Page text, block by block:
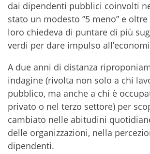
dai dipendenti pubblici coinvolti
stato un modesto ”5 meno” e
loro chiedeva di puntare di più
verdi per dare impulso
A due anni di distanza
indagine (rivolta non solo a chi
pubblico, ma anche a chi è
privato o nel terzo settore) per
cambiato nelle abitudini
delle organizzazioni, nella
dipendenti.